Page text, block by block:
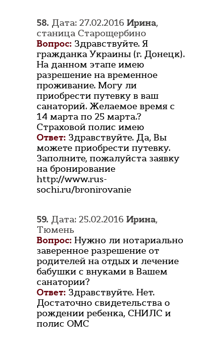
58. Дата: 27.02.2016 Ирина,
станица Старощербино
Вопрос: Здравствуйте. Я
гражданка Украины (г. Донецк).
На данном этапе имею
разрешение на временное
проживание. Могу ли
приобрести путевку в ваш
санаторий. Желаемое время с
14 марта по 25 марта.?
Страховой полис имею
Ответ: Здравствуйте. Да, Вы
можете приобрести путевку.
Заполните, пожалуйста заявку
на бронирование
http://www.rus-
sochi.ru/bronirovanie
59. Дата: 25.02.2016 Ирина,
Тюмень
Вопрос: Нужно ли нотариально
заверенное разрешение от
родителей на отдых и лечение
бабушки с внуками в Вашем
санатории?
Ответ: Здравствуйте. Нет.
Достаточно свидетельства о
рождении ребенка, СНИЛС и
полис ОМС